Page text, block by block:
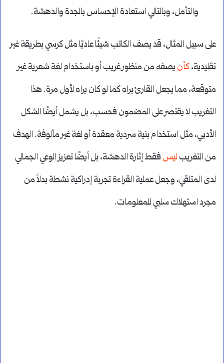
والتأمل، وبالتالي استعادة الإحساس بالجدة والدهشة.
على سبيل المثال، قد يصف الكاتب شيئًا عاديًا مثل كرسي بطريقة غير
تقليدية،كأن يصفه من منظور غريب أو باستخدام لغة شعرية غير
متوقعة، مما يجعل القارئ يراه كما لو كان يراه لأول مرة. هذا
التغريب لا يقتصر على المضمون فحسب، بل يشمل أيضًا الشكل
الأدبي، مثل استخدام بنية سردية معقدة أو لغة غير مألوفة. الهدف
من التغريب ليس فقط إثارة الدهشة، بل أيضًا تعزيز الوعي الجمالي
لدى المتلقي، وجعل عملية القراءة تجربة إدراكية نشطة بدلاً من
مجرد استهلاك سلبي للمعلومات.